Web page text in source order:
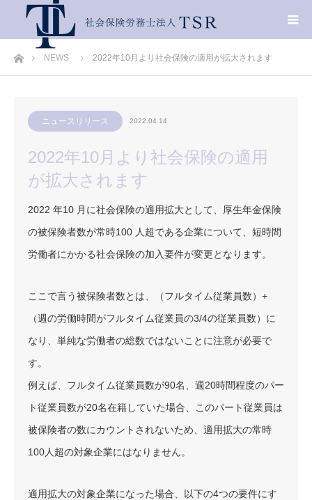
ホームNEWS 2022年10月より社会保険の適用が拡大されます
ニュースリリース 2022.04.14
2022年10月より社会保険の適用
が拡大されます
2022 年10 月に社会保険の適用拡大として、厚生年金保険
の被保険者数が常時100 人超である企業について、短時間
労働者にかかる社会保険の加入要件が変更となります。
ここで言う被保険者数とは、（フルタイム従業員数）+
（週の労働時間がフルタイム従業員の3/4の従業員数）に
なり、単純な労働者の総数ではないことに注意が必要で
す。
例えば、フルタイム従業員数が90名、週20時間程度のパー
ト従業員数が20名在籍していた場合、このパート従業員は
被保険者の数にカウントされないため、適用拡大の常時
100人超の対象企業にはなりません。
適用拡大の対象企業になった場合、以下の4つの要件にす